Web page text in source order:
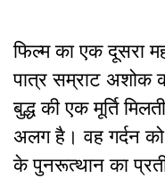
फिल्म का एक दूसरा
पात्र सम्राट अशोक
बुद्ध की एक मूर्ति
अलग है। वह गर्दन को
के पुनरूत्थान का